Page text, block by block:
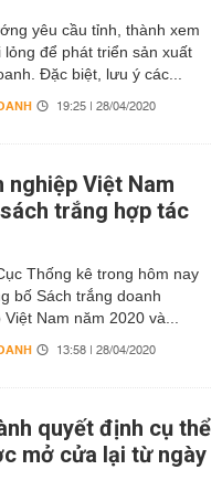
yêu cầu tỉnh, thành xem
lỏng để phát triển sản xuất
Đặc biệt, lưu ý các...
19:25 | 28/04/2020
nghiệp Việt Nam
trắng hợp tác
Thống kê trong hôm nay
bố Sách trắng doanh
Việt Nam năm 2020 và...
13:58 | 28/04/2020
quyết định cụ thể
mở cửa lại từ ngày